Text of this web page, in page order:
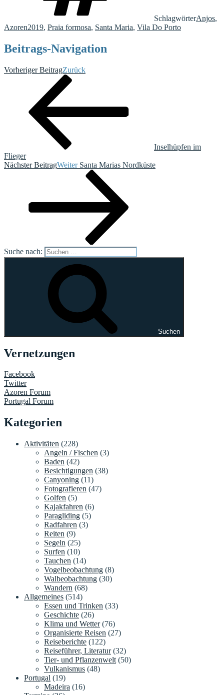
SchlagwörterAnjos,
Azoren2019, Praia formosa, Santa Maria, Vila Do Porto
Beitrags-Navigation
Vorheriger BeitragZurück
Inselhüpfen im
Flieger
Nächster BeitragWeiter Santa Marias Nordküste
Suche nach:
Suchen
Vernetzungen
Facebook
Twitter
Azoren Forum
Portugal Forum
Kategorien
Aktivitäten (228)
Angeln / Fischen (3)
Baden (42)
Besichtigungen (38)
Canyoning (11)
Fotografieren (47)
Golfen (5)
Kajakfahren (6)
Paragliding (5)
Radfahren (3)
Reiten (9)
Segeln (25)
Surfen (10)
Tauchen (14)
Vogelbeobachtung (8)
Walbeobachtung (30)
Wandern (68)
Allgemeines (514)
Essen und Trinken (33)
Geschichte (26)
Klima und Wetter(76)
Organisierte Reisen (27)
Reiseberichte (122)
Reiseführer, Literatur(32)
Tier- und Pflanzenwelt (50)
Vulkanismus (48)
Portugal (19)
Madeira (16)